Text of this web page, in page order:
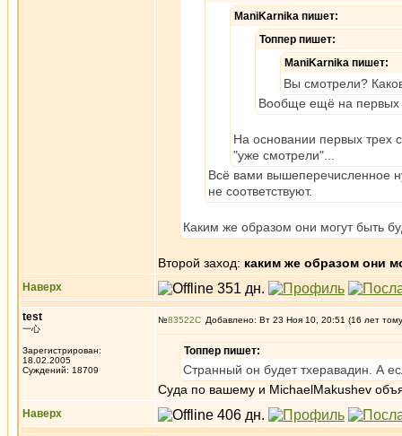
ManiKarnika пишет:
Топпер пишет:
ManiKarnika пишет:
Вы смотрели?
Вообще ещё на первых
На основании первых трех
"уже смотрели"...
Всё вами вышеперечисленное
не соответствуют.
Каким же образом они могут быть
Второй заход: каким же образом они
Наверх
test
一心
Зарегистрирован:
18.02.2005
Суждений: 18709
№83522 Добавлено: Вт 23 Ноя 10, 20:51 (16 лет
Топпер пишет:
Странный он будет тхеравадин. А
Суда по вашему и MichaelMakushev
Наверх